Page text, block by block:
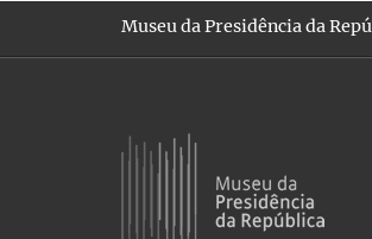
Museu da Presidência da